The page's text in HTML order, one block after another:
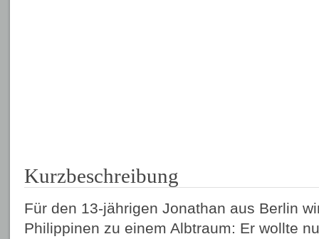
Kurzbeschreibung
Für den 13-jährigen Jonathan aus Berlin
Philippinen zu einem Albtraum: Er wollte